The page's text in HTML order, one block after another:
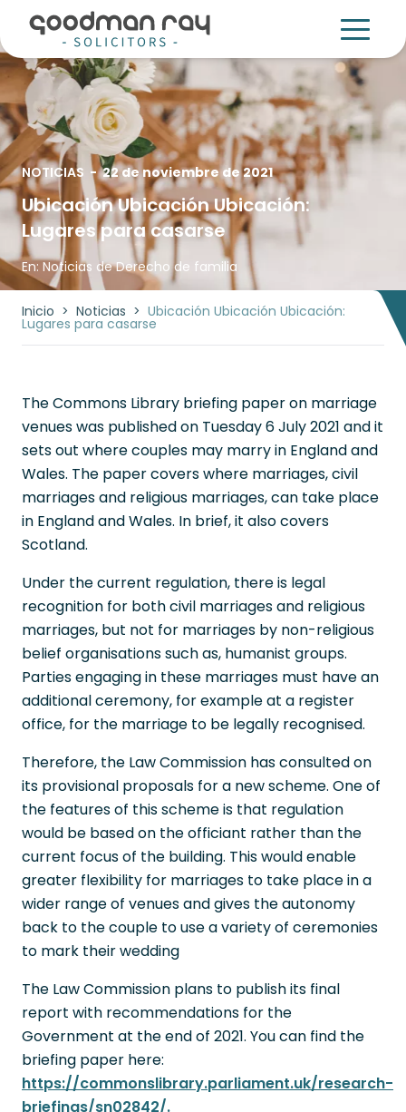
Inicio > Noticias > Ubicación Ubicación Ubicación:
Lugares para casarse
NOTICIAS -22 de noviembre de 2021
Ubicación Ubicación Ubicación:
Lugares para casarse
En: Noticias de Derecho de familia
The Commons Library briefing paper on marriage
venues was published on Tuesday 6 July 2021 and it
sets out where couples may marry in England and
Wales. The paper covers where marriages, civil
marriages and religious marriages, can take place
in England and Wales. In brief, it also covers
Scotland.
Under the current regulation, there is legal
recognition for both civil marriages and religious
marriages, but not for marriages by non-religious
belief organisations such as, humanist groups.
Parties engaging in these marriages must have an
additional ceremony, for example at a register
office, for the marriage to be legally recognised.
Therefore, the Law Commission has consulted on
its provisional proposals for a new scheme. One of
the features of this scheme is that regulation
would be based on the officiant rather than the
current focus of the building. This would enable
greater flexibility for marriages to take place in a
wider range of venues and gives the autonomy
back to the couple to use a variety of ceremonies
to mark their wedding
The Law Commission plans to publish its final
report with recommendations for the
Government at the end of 2021. You can find the
briefing paper here:
https://commonslibrary.parliament.uk/research-
briefings/sn02842/.